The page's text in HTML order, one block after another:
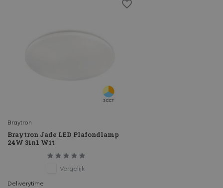
Braytron
Braytron Jade LED Plafondlamp
24W 3in1 Wit
Vergelijk
Deliverytime